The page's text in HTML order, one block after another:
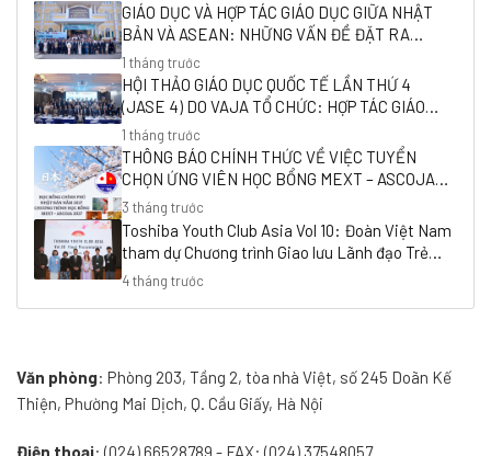
GIÁO DỤC VÀ HỢP TÁC GIÁO DỤC GIỮA NHẬT
BẢN VÀ ASEAN: NHỮNG VẤN ĐỀ ĐẶT RA
TRONG HỘI THẢO QUỐC TẾ “HỢP TÁC GIÁO DỤC
GIỮA NHẬT BẢN VÀ ĐÔNG NAM Á
1 tháng trước
HỘI THẢO GIÁO DỤC QUỐC TẾ LẦN THỨ 4
(JASE 4) DO VAJA TỔ CHỨC: HỢP TÁC GIÁO
DỤC GIỮA ĐÔNG NAM Á VÀ NHẬT BẢN TRONG
BỐI CẢNH THẾ GIỚI MỚI
1 tháng trước
THÔNG BÁO CHÍNH THỨC VỀ VIỆC TUYỂN
CHỌN ỨNG VIÊN HỌC BỔNG MEXT – ASCOJA
2027 DO VAJA TUYỂN CHỌN
3 tháng trước
Toshiba Youth Club Asia Vol 10: Đoàn Việt Nam
tham dự Chương trình Giao lưu Lãnh đạo Trẻ
Châu Á 2026
4 tháng trước
Văn phòng: Phòng 203, Tầng 2, tòa nhà Việt, số 245 Doãn Kế
Thiện, Phường Mai Dịch, Q. Cầu Giấy, Hà Nội
Điện thoại: (024) 66528789 - FAX: (024) 37548057